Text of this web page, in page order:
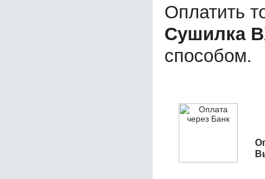
Оплатить
Сушилка
способом.